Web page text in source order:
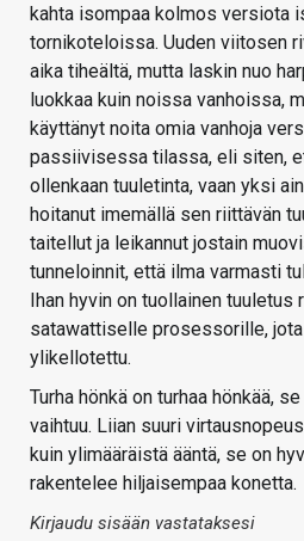
kahta isompaa kolmos versiota
tornikoteloissa. Uuden viitosen
aika tiheältä, mutta laskin nuo
luokkaa kuin noissa vanhoissa,
käyttänyt noita omia vanhoja
passiivisessa tilassa, eli siten,
ollenkaan tuuletinta, vaan yksi
hoitanut imemällä sen riittävän
taitellut ja leikannut jostain
tunneloinnit, että ilma varmasti
Ihan hyvin on tuollainen tuuletus
satawattiselle prosessorille,
ylikellotettu.
Turha hönkä on turhaa hönkää,
vaihtuu. Liian suuri
kuin ylimääräistä ääntä, se on
rakentelee hiljaisempaa konetta.
Kirjaudu sisään vastataksesi